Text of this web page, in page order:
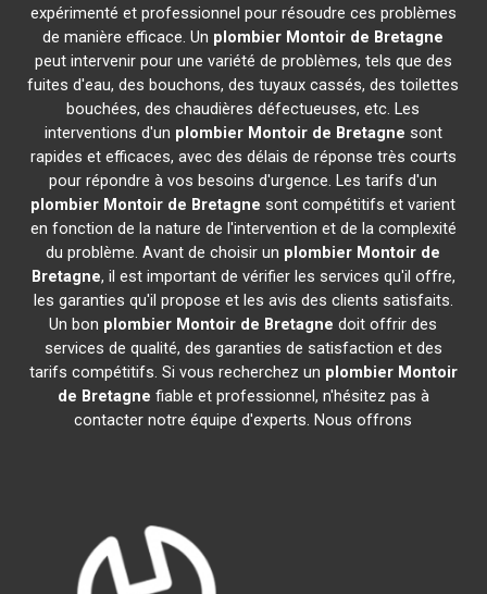
expérimenté et professionnel pour résoudre ces problèmes
de manière efficace. Un plombier Montoir de Bretagne
peut intervenir pour une variété de problèmes, tels que des
fuites d'eau, des bouchons, des tuyaux cassés, des toilettes
bouchées, des chaudières défectueuses, etc. Les
interventions d'un plombier Montoir de Bretagne sont
rapides et efficaces, avec des délais de réponse très courts
pour répondre à vos besoins d'urgence. Les tarifs d'un
plombier Montoir de Bretagne sont compétitifs et varient
en fonction de la nature de l'intervention et de la complexité
du problème. Avant de choisir un plombier Montoir de
Bretagne, il est important de vérifier les services qu'il offre,
les garanties qu'il propose et les avis des clients satisfaits.
Un bon plombier Montoir de Bretagne doit offrir des
services de qualité, des garanties de satisfaction et des
tarifs compétitifs. Si vous recherchez un plombier Montoir
de Bretagne fiable et professionnel, n'hésitez pas à
contacter notre équipe d'experts. Nous offrons